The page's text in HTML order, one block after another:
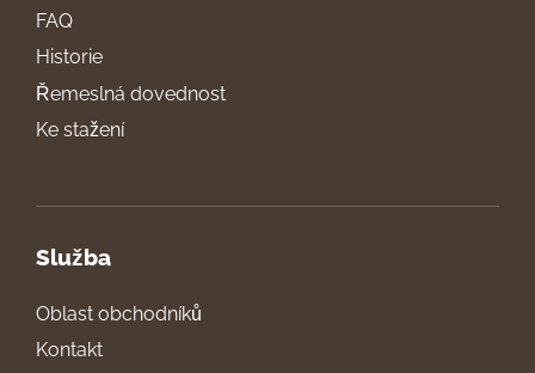
FAQ
Historie
Řemeslná dovednost
Ke stažení
Služba
Oblast obchodníků
Kontakt